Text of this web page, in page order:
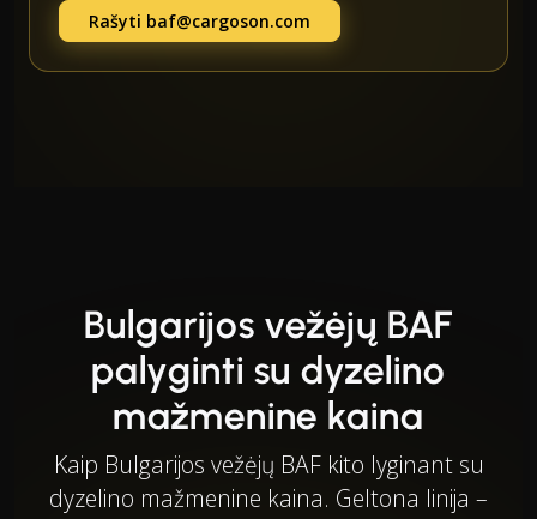
Rašyti baf@cargoson.com
Bulgarijos vežėjų BAF
palyginti su dyzelino
mažmenine kaina
Kaip Bulgarijos vežėjų BAF kito lyginant su
dyzelino mažmenine kaina. Geltona linija –